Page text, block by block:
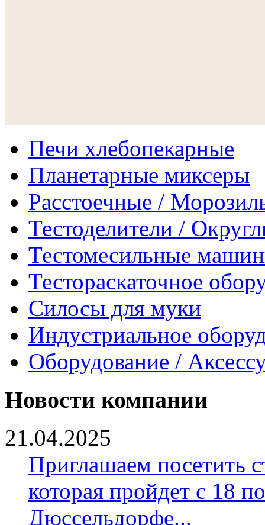
Печи хлебопекарные
Планетарные миксеры
Расстоечные /
Тестоделители /
Тестомесильные
Тестораскаточное
Силосы для муки
Индустриальное
Оборудование /
Новости компании
21.04.2025
Приглашаем посетить
которая пройдет с 18
Дюссельдорфе...